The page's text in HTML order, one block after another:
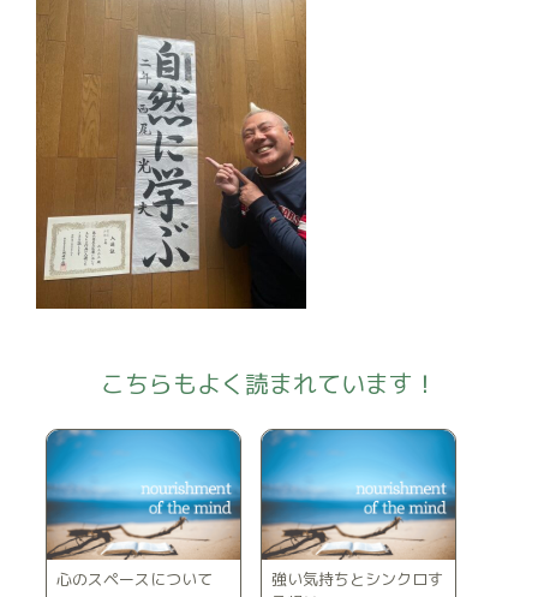
こちらもよく読まれています！
心のスペースについて
強い気持ちとシンクロす